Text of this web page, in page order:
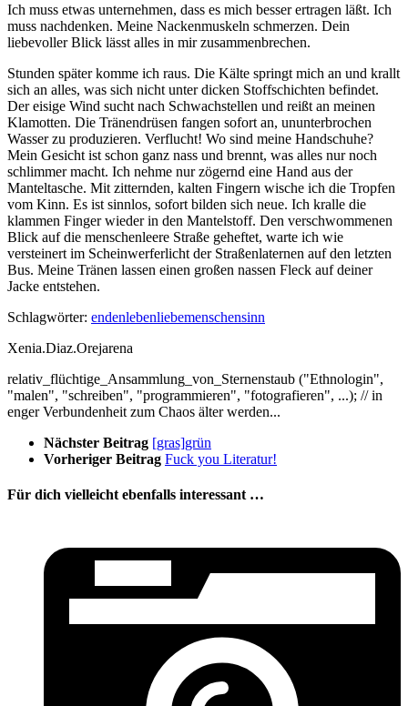
Ich muss etwas unternehmen, dass es mich besser ertragen läßt. Ich
muss nachdenken. Meine Nackenmuskeln schmerzen. Dein
liebevoller Blick lässt alles in mir zusammenbrechen.
Stunden später komme ich raus. Die Kälte springt mich an und krallt
sich an alles, was sich nicht unter dicken Stoffschichten befindet.
Der eisige Wind sucht nach Schwachstellen und reißt an meinen
Klamotten. Die Tränendrüsen fangen sofort an, ununterbrochen
Wasser zu produzieren. Verflucht! Wo sind meine Handschuhe?
Mein Gesicht ist schon ganz nass und brennt, was alles nur noch
schlimmer macht. Ich nehme nur zögernd eine Hand aus der
Manteltasche. Mit zitternden, kalten Fingern wische ich die Tropfen
vom Kinn. Es ist sinnlos, sofort bilden sich neue. Ich kralle die
klammen Finger wieder in den Mantelstoff. Den verschwommenen
Blick auf die menschenleere Straße geheftet, warte ich wie
versteinert im Scheinwerferlicht der Straßenlaternen auf den letzten
Bus. Meine Tränen lassen einen großen nassen Fleck auf deiner
Jacke entstehen.
Schlagwörter: endenlebenliebemenschensinn
Xenia.Diaz.Orejarena
relativ_flüchtige_Ansammlung_von_Sternenstaub ("Ethnologin",
"malen", "schreiben", "programmieren", "fotografieren", ...); // in
enger Verbundenheit zum Chaos älter werden...
Nächster Beitrag [gras]grün
Vorheriger Beitrag Fuck you Literatur!
Für dich vielleicht ebenfalls interessant …